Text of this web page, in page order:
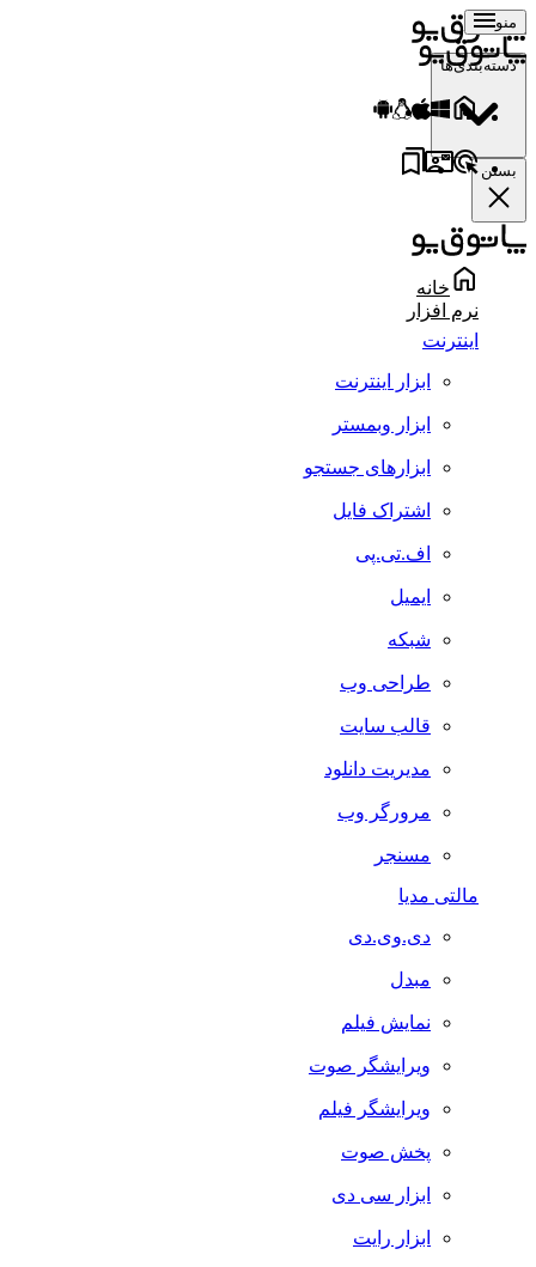
منو
دسته‌بندی‌ها
بستن
خانه
نرم افزار
اینترنت
ابزار اینترنت
ابزار وبمستر
ابزارهای جستجو
اشتراک فایل
اف.تی.پی
ایمیل
شبکه
طراحی وب
قالب سایت
مدیریت دانلود
مرورگر وب
مسنجر
مالتی مدیا
دی.وی.دی
مبدل
نمایش فیلم
ویرایشگر صوت
ویرایشگر فیلم
پخش صوت
ابزار سی دی
ابزار رایت